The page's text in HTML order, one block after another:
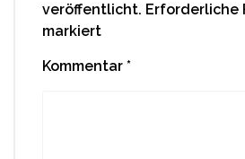
veröffentlicht. Erforderliche
markiert
Kommentar *